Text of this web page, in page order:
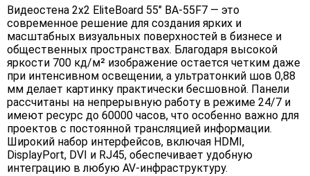
Видеостена 2х2 EliteBoard 55" BA-55F7 — это
современное решение для создания ярких и
масштабных визуальных поверхностей в бизнесе и
общественных пространствах. Благодаря высокой
яркости 700 кд/м² изображение остается четким даже
при интенсивном освещении, а ультратонкий шов 0,88
мм делает картинку практически бесшовной. Панели
рассчитаны на непрерывную работу в режиме 24/7 и
имеют ресурс до 60000 часов, что особенно важно для
проектов с постоянной трансляцией информации.
Широкий набор интерфейсов, включая HDMI,
DisplayPort, DVI и RJ45, обеспечивает удобную
интеграцию в любую AV-инфраструктуру.